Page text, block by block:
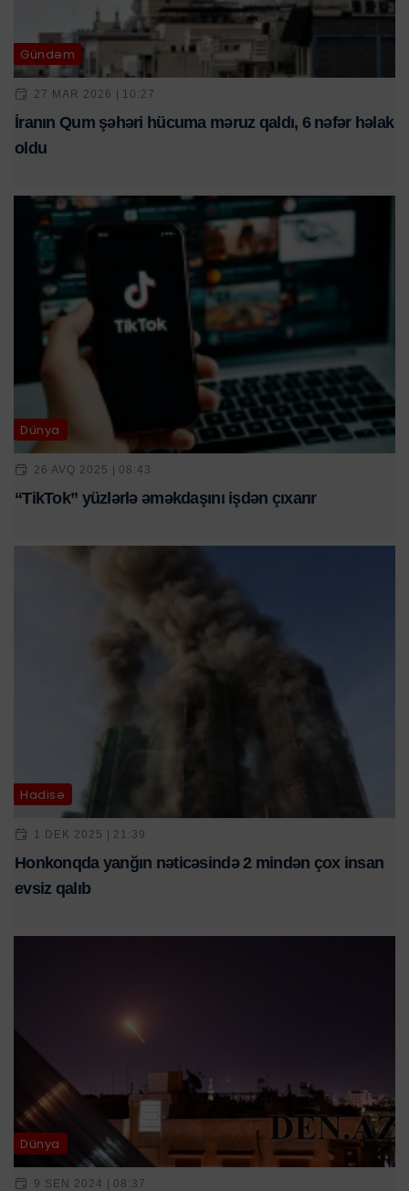
Gündəm
27 MAR 2026 | 10:27
İranın Qum şəhəri hücuma məruz qaldı, 6 nəfər həlak
oldu
Dünya
26 AVQ 2025 | 08:43
“TikTok” yüzlərlə əməkdaşını işdən çıxarır
Hadisə
1 DEK 2025 | 21:39
Honkonqda yanğın nəticəsində 2 mindən çox insan
evsiz qalıb
Dünya
9 SEN 2024 | 08:37